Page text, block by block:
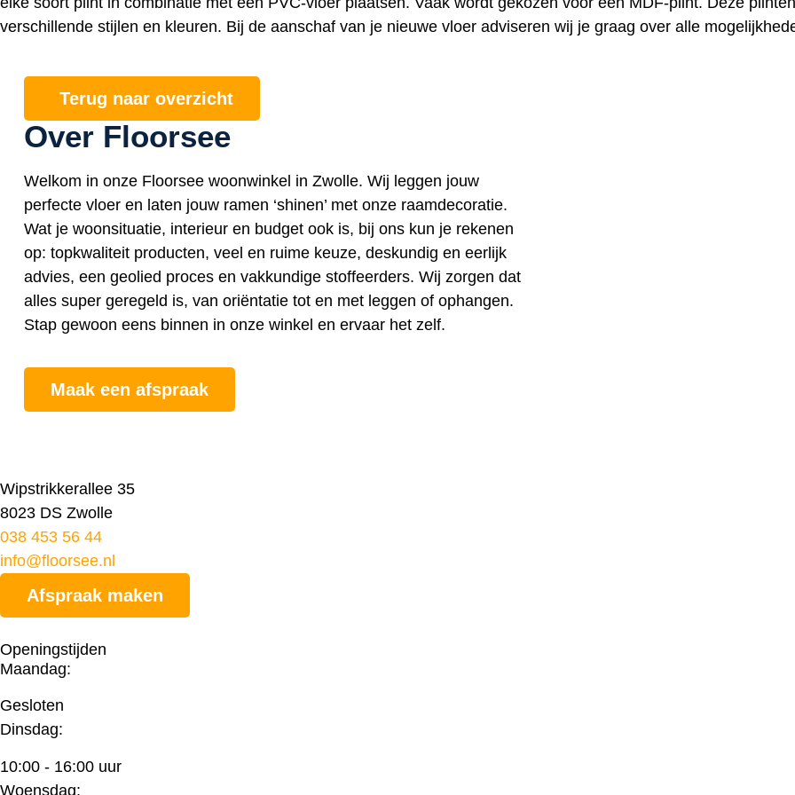
verschillende stijlen en kleuren. Bij de aanschaf van je nieuwe vloer adviseren wij je graag over alle
Terug naar overzicht
Over Floorsee
Welkom in onze Floorsee woonwinkel in Zwolle. Wij leggen jouw
perfecte vloer en laten jouw ramen ‘shinen’ met onze raamdecoratie.
Wat je woonsituatie, interieur en budget ook is, bij ons kun je rekenen
op: topkwaliteit producten, veel en ruime keuze, deskundig en eerlijk
advies, een geolied proces en vakkundige stoffeerders. Wij zorgen dat
alles super geregeld is, van oriëntatie tot en met leggen of ophangen.
Stap gewoon eens binnen in onze winkel en ervaar het zelf.
Maak een afspraak
Wipstrikkerallee 35
8023 DS Zwolle
038 453 56 44
info@floorsee.nl
Afspraak maken
Openingstijden
Maandag:
Gesloten
Dinsdag:
10:00 - 16:00 uur
Woensdag: